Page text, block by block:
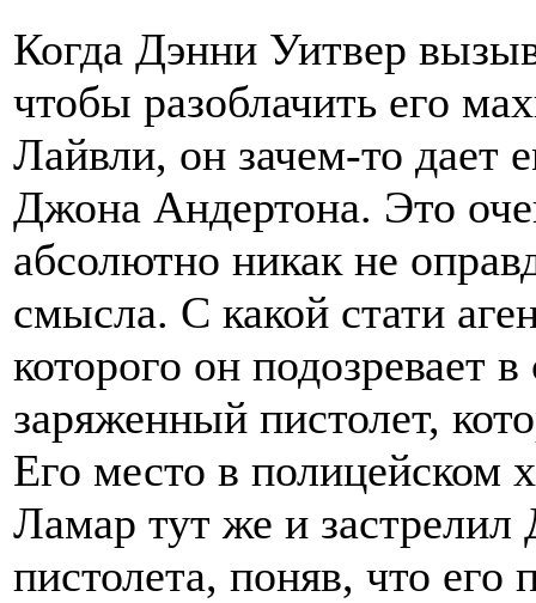
Когда Дэнни Уитвер
чтобы разоблачить его
Лайвли, он зачем-то дает
Джона Андертона. Это
абсолютно никак не
смысла. С какой стати
которого он подозревает
заряженный пистолет,
Его место в полицейском
Ламар тут же и застрелил
пистолета, поняв, что его